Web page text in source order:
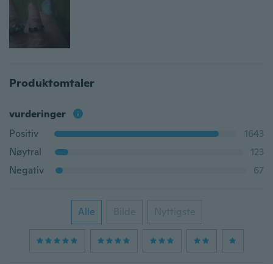
Produktomtaler
vurderinger
Positiv
1643
Nøytral
123
Negativ
67
Alle Bilde Nyttigste